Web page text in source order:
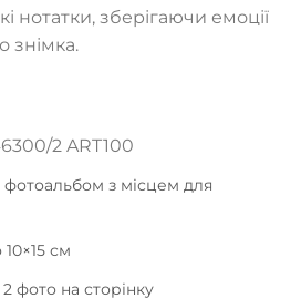
нотатки, зберігаючи емоції
знімка.
2 ART100
з місцем для
см
2 фото на сторінку